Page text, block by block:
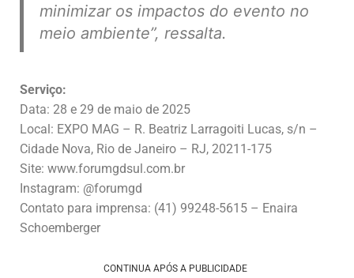
minimizar os impactos do evento no
meio ambiente”, ressalta.
Serviço:
Data: 28 e 29 de maio de 2025
Local: EXPO MAG – R. Beatriz Larragoiti Lucas, s/n –
Cidade Nova, Rio de Janeiro – RJ, 20211-175
Site: www.forumgdsul.com.br
Instagram: @forumgd
Contato para imprensa: (41) 99248-5615 – Enaira
Schoemberger
CONTINUA APÓS A PUBLICIDADE